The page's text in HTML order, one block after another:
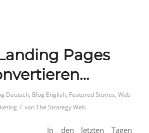
Pages
Deutsch, Blog English, Featured Stories,Web
/ vonThe Strategy Web
In den letzten Tagen